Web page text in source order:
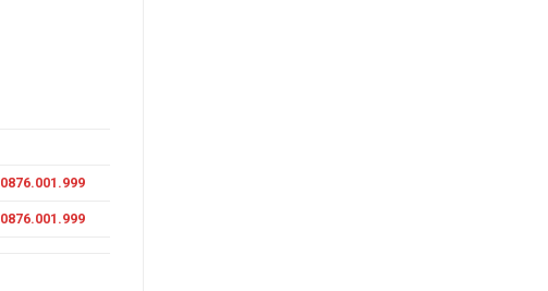
0876.001.999
0876.001.999